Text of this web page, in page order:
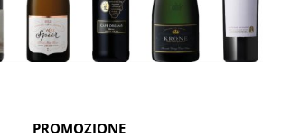
PROMOZIONE